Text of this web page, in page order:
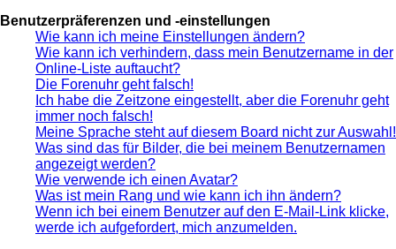
Benutzerpräferenzen und -einstellungen
Wie kann ich meine Einstellungen ändern?
Wie kann ich verhindern, dass mein Benutzername in der
Online-Liste auftaucht?
Die Forenuhr geht falsch!
Ich habe die Zeitzone eingestellt, aber die Forenuhr geht
immer noch falsch!
Meine Sprache steht auf diesem Board nicht zur Auswahl!
Was sind das für Bilder, die bei meinem Benutzernamen
angezeigt werden?
Wie verwende ich einen Avatar?
Was ist mein Rang und wie kann ich ihn ändern?
Wenn ich bei einem Benutzer auf den E-Mail-Link klicke,
werde ich aufgefordert, mich anzumelden.